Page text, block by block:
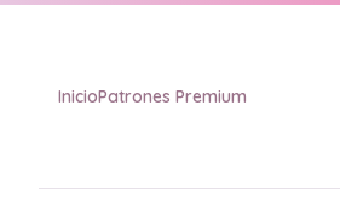
InicioPatrones Premium